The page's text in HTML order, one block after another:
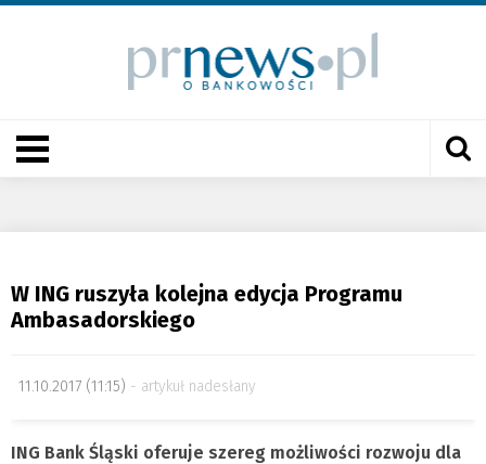
W ING ruszyła kolejna edycja Programu
Ambasadorskiego
11.10.2017 (11:15) artykuł nadesłany
ING Bank Śląski oferuje szereg możliwości rozwoju dla